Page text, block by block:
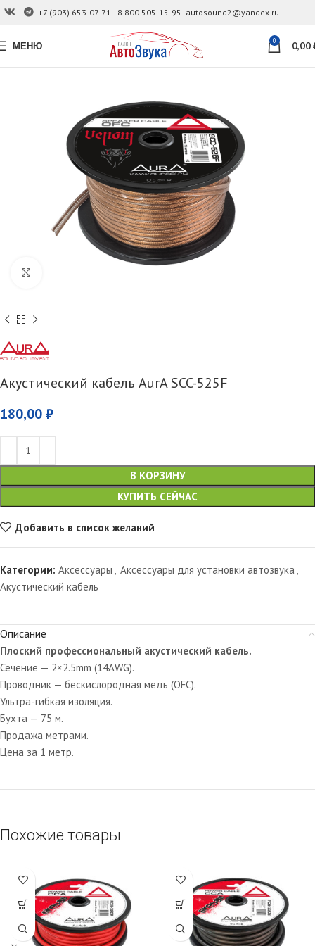
+7 (903) 653-07-71 8 800 505-15-95 autosound2@yandex.ru
МЕНЮ 0 0,00
Акустический кабель AurA SCC-525F
180,00 ₽
В КОРЗИНУ
КУПИТЬ СЕЙЧАС
Добавить в список желаний
Категории: Аксессуары , Аксессуары для установки автозвука ,
Акустический кабель
Описание
Плоский профессиональный акустический кабель.
Сечение — 2×2.5mm (14AWG).
Проводник — бескислородная медь (OFC).
Ультра-гибкая изоляция.
Бухта — 75 м.
Продажа метрами.
Цена за 1 метр.
Похожие товары